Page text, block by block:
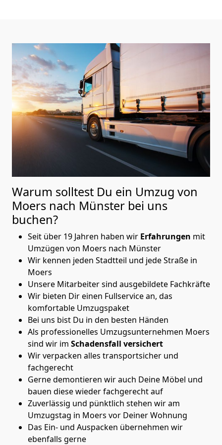
Warum solltest Du ein Umzug von
Moers nach Münster bei uns
buchen?
Seit über 19 Jahren haben wir Erfahrungen mit
Umzügen von Moers nach Münster
Wir kennen jeden Stadtteil und jede Straße in
Moers
Unsere Mitarbeiter sind ausgebildete Fachkräfte
Wir bieten Dir einen Fullservice an, das
komfortable Umzugspaket
Bei uns bist Du in den besten Händen
Als professionelles Umzugsunternehmen Moers
sind wir im Schadensfall versichert
Wir verpacken alles transportsicher und
fachgerecht
Gerne demontieren wir auch Deine Möbel und
bauen diese wieder fachgerecht auf
Zuverlässig und pünktlich stehen wir am
Umzugstag in Moers vor Deiner Wohnung
Das Ein- und Auspacken übernehmen wir
ebenfalls gerne